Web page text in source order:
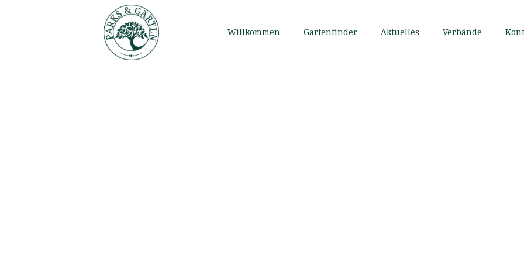
Willkommen Gartenfinder Aktuelles Verbände